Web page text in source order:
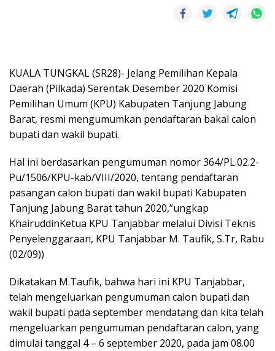
KUALA TUNGKAL (SR28)- Jelang Pemilihan Kepala
Daerah (Pilkada) Serentak Desember 2020 Komisi
Pemilihan Umum (KPU) Kabupaten Tanjung Jabung
Barat, resmi mengumumkan pendaftaran bakal calon
bupati dan wakil bupati.
Hal ini berdasarkan pengumuman nomor 364/PL.02.2-
Pu/1506/KPU-kab/VIII/2020, tentang pendaftaran
pasangan calon bupati dan wakil bupati Kabupaten
Tanjung Jabung Barat tahun 2020,”ungkap
KhairuddinKetua KPU Tanjabbar melalui Divisi Teknis
Penyelenggaraan, KPU Tanjabbar M. Taufik, S.Tr, Rabu
(02/09))
Dikatakan M.Taufik, bahwa hari ini KPU Tanjabbar,
telah mengeluarkan pengumuman calon bupati dan
wakil bupati pada september mendatang dan kita telah
mengeluarkan pengumuman pendaftaran calon, yang
dimulai tanggal 4 – 6 september 2020, pada jam 08.00